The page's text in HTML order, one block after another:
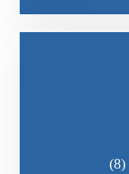
(8)